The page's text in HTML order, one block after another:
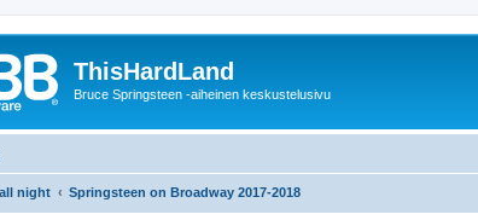
ThisHardLand
Bruce Springsteen -aiheinen keskustelusivu
night Springsteen on Broadway 2017-2018